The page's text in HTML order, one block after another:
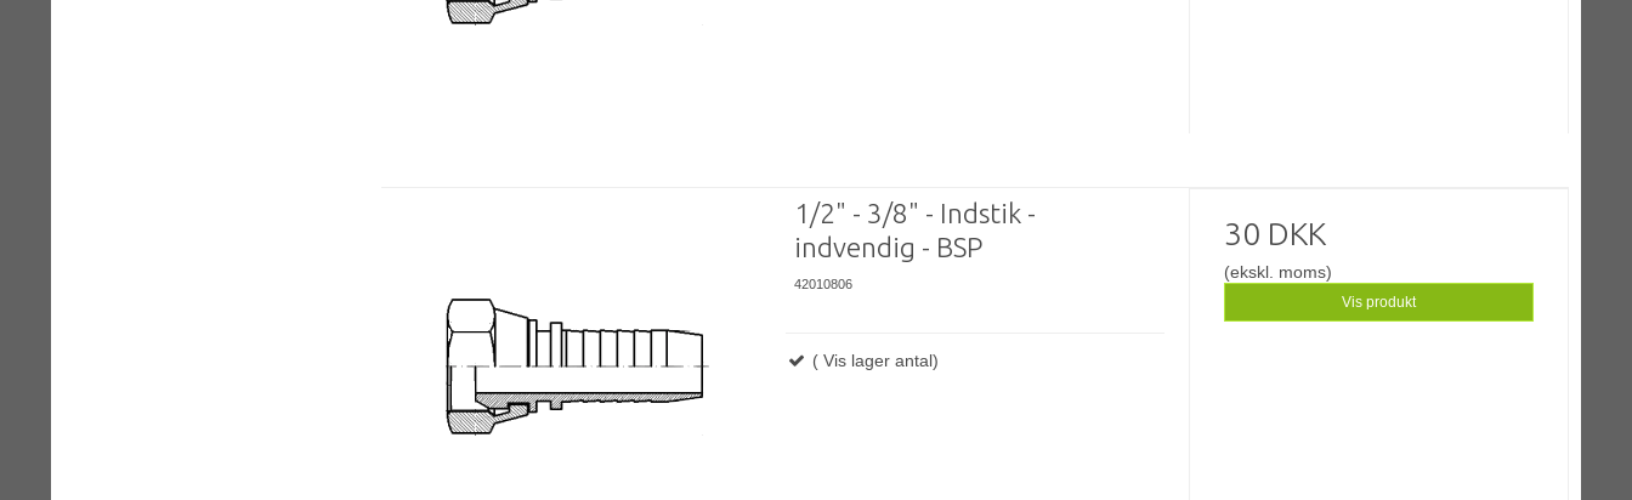
1/2" - 3/8" - Indstik -
indvendig - BSP
42010806
( Vis lager antal)
30 DKK
(ekskl. moms)
Vis produkt